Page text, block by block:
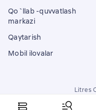
Qo`llab -quvvatlash
markazi
Qaytarish
Mobil ilovalar
Litres